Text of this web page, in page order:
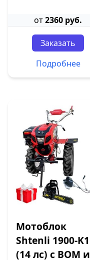
от2360 руб.
Заказать
Подробнее
Мотоблок
Shtenli 1900-K1
(14 лс) с ВОМ и